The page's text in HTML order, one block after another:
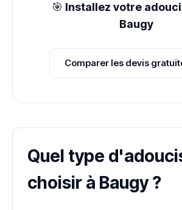
🎯 Installez votre
Baugy
Comparer les devis
Quel type
choisir à Baugy ?